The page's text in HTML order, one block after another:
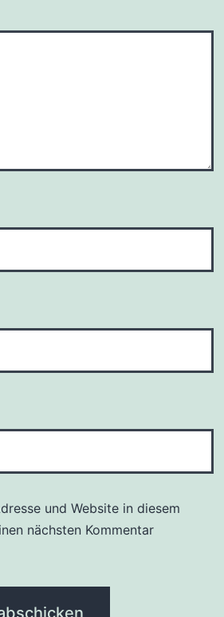
und Website in diesem
nächsten Kommentar